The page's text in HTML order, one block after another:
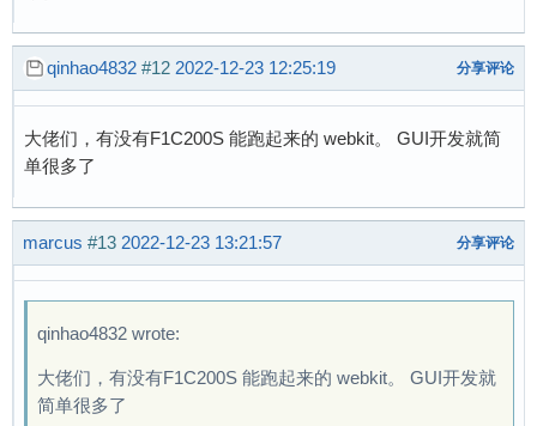
qinhao4832 #12 2022-12-23 12:25:19 分享评论
大佬们，有没有F1C200S 能跑起来的 webkit。 GUI开发就简
单很多了
marcus #13 2022-12-23 13:21:57 分享评论
qinhao4832 wrote:
大佬们，有没有F1C200S 能跑起来的 webkit。 GUI开发就
简单很多了